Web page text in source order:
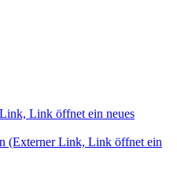
Link öffnet ein neues
(Externer Link, Link öffnet ein